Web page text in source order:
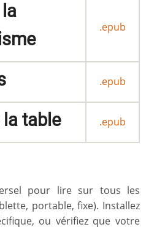
.epub
.epub
la table .epub
pour lire sur tous les
portable, fixe). Installez
ou vérifiez que votre